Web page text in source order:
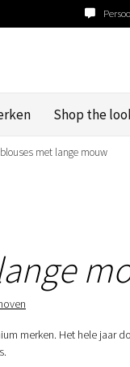
Shop the
blouses met lange mouw
merken. Het hele jaar